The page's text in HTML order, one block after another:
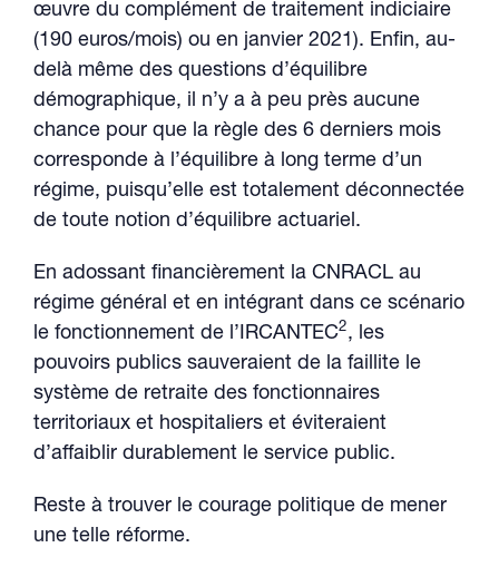
œuvre du complément de traitement indiciaire
(190 euros/mois) ou en janvier 2021). Enfin, au-
delà même des questions d’équilibre
démographique, il n’y a à peu près aucune
chance pour que la règle des 6 derniers mois
corresponde à l’équilibre à long terme d’un
régime, puisqu’elle est totalement déconnectée
de toute notion d’équilibre actuariel.
En adossant financièrement la CNRACL au
régime général et en intégrant dans ce scénario
le fonctionnement de l’IRCANTEC2, les
pouvoirs publics sauveraient de la faillite le
système de retraite des fonctionnaires
territoriaux et hospitaliers et éviteraient
d’affaiblir durablement le service public.
Reste à trouver le courage politique de mener
une telle réforme.